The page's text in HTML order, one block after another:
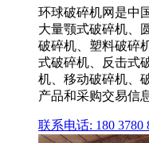
环球破碎机网是中
大量颚式破碎机、
破碎机、塑料破碎
式破碎机、反击式
机、移动破碎机、
产品和采购交易信
联系电话: 180 3780